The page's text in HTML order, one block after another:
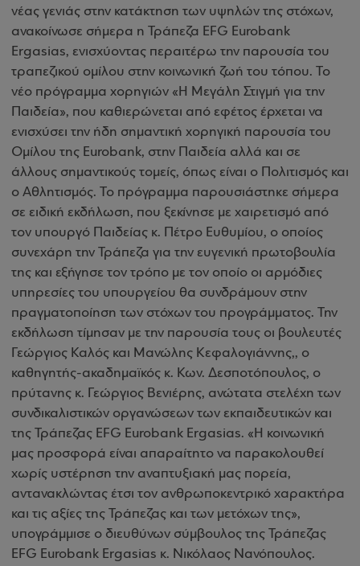
νέας γενιάς στην κατάκτηση των υψηλών της στόχων,
ανακοίνωσε σήμερα η Τράπεζα EFG Eurobank
Ergasias, ενισχύοντας περαιτέρω την παρουσία του
τραπεζικού ομίλου στην κοινωνική ζωή του τόπου. Το
νέο πρόγραμμα χορηγιών «Η Μεγάλη Στιγμή για την
Παιδεία», που καθιερώνεται από εφέτος έρχεται να
ενισχύσει την ήδη σημαντική χορηγική παρουσία του
Ομίλου της Eurobank, στην Παιδεία αλλά και σε
άλλους σημαντικούς τομείς, όπως είναι ο Πολιτισμός και
ο Αθλητισμός. Το πρόγραμμα παρουσιάστηκε σήμερα
σε ειδική εκδήλωση, που ξεκίνησε με χαιρετισμό από
τον υπουργό Παιδείας κ. Πέτρο Ευθυμίου, ο οποίος
συνεχάρη την Τράπεζα για την ευγενική πρωτοβουλία
της και εξήγησε τον τρόπο με τον οποίο οι αρμόδιες
υπηρεσίες του υπουργείου θα συνδράμουν στην
πραγματοποίηση των στόχων του προγράμματος. Την
εκδήλωση τίμησαν με την παρουσία τους οι βουλευτές
Γεώργιος Καλός και Μανώλης Κεφαλογιάννης,, ο
καθηγητής-ακαδημαϊκός κ. Κων. Δεσποτόπουλος, ο
πρύτανης κ. Γεώργιος Βενιέρης, ανώτατα στελέχη των
συνδικαλιστικών οργανώσεων των εκπαιδευτικών και
της Τράπεζας EFG Eurobank Ergasias. «Η κοινωνική
μας προσφορά είναι απαραίτητο να παρακολουθεί
χωρίς υστέρηση την αναπτυξιακή μας πορεία,
αντανακλώντας έτσι τον ανθρωποκεντρικό χαρακτήρα
και τις αξίες της Τράπεζας και των μετόχων της»,
υπογράμμισε ο διευθύνων σύμβουλος της Τράπεζας
EFG Eurobank Ergasias κ. Νικόλαος Νανόπουλος.